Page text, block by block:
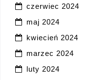
czerwiec 2024
maj 2024
kwiecień 2024
marzec 2024
luty 2024